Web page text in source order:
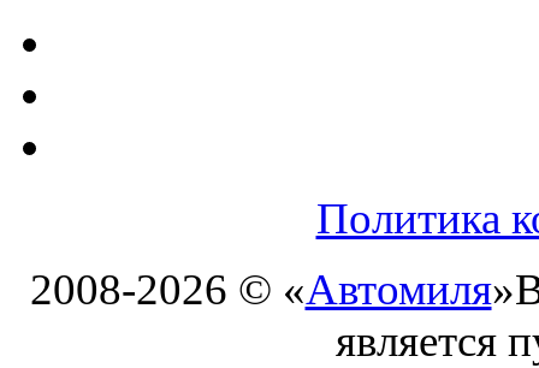
Политика
2008-2026 © «Автомиля»
является